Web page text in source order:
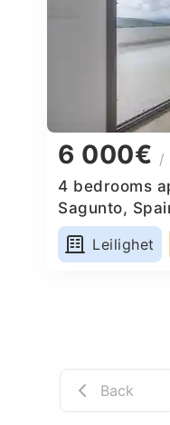
6 000€ /
4 bedrooms
Sagunto,
Leilighet
Back